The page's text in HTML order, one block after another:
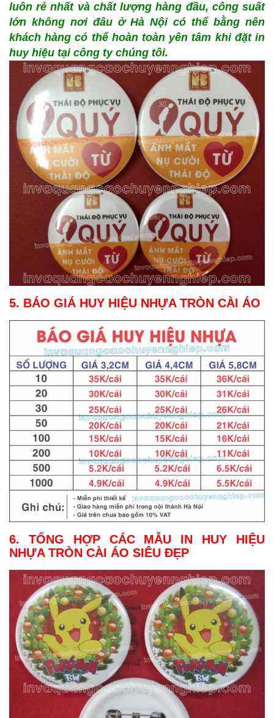
luôn rẻ nhất và chất lượng hàng đầu, công suất
lớn không nơi đâu ở Hà Nội có thể bằng nên
khách hàng có thể hoàn toàn yên tâm khi đặt in
huy hiệu tại công ty chúng tôi.
5. BÁO GIÁ HUY HIỆU NHỰA TRÒN CÀI ÁO
6. TỔNG HỢP CÁC MẪU IN HUY HIỆU
NHỰA TRÒN CÀI ÁO SIÊU ĐẸP